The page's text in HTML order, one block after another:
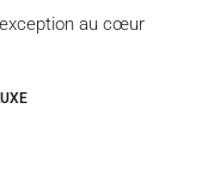
au cœur